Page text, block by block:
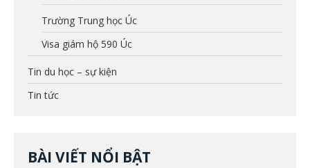
Trường Trung học Úc
Visa giám hộ 590 Úc
Tin du học – sự kiện
Tin tức
BÀI VIẾT NỔI BẬT